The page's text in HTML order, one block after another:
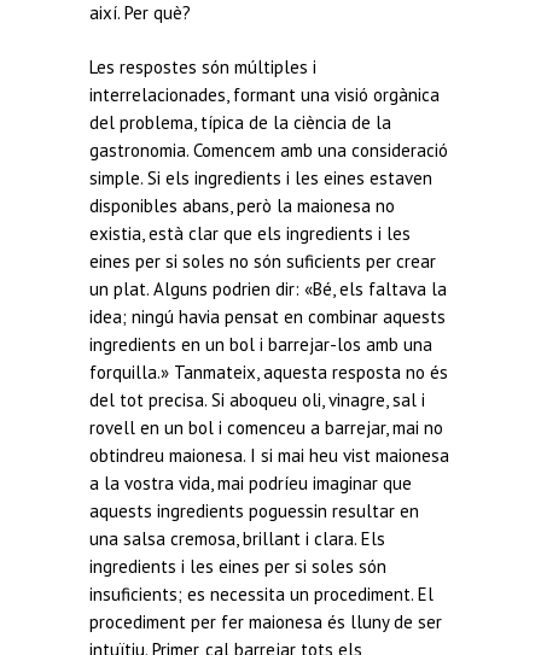
així. Per què?
Les respostes són múltiples i
interrelacionades, formant una visió orgànica
del problema, típica de la ciència de la
gastronomia. Comencem amb una consideració
simple. Si els ingredients i les eines estaven
disponibles abans, però la maionesa no
existia, està clar que els ingredients i les
eines per si soles no són suficients per crear
un plat. Alguns podrien dir: «Bé, els faltava la
idea; ningú havia pensat en combinar aquests
ingredients en un bol i barrejar-los amb una
forquilla.» Tanmateix, aquesta resposta no és
del tot precisa. Si aboqueu oli, vinagre, sal i
rovell en un bol i comenceu a barrejar, mai no
obtindreu maionesa. I si mai heu vist maionesa
a la vostra vida, mai podríeu imaginar que
aquests ingredients poguessin resultar en
una salsa cremosa, brillant i clara. Els
ingredients i les eines per si soles són
insuficients; es necessita un procediment. El
procediment per fer maionesa és lluny de ser
intuïtiu. Primer, cal barrejar tots els